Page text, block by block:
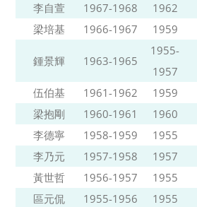
李自萱
1967-1968 1962
梁培基
1966-1967 1959
鍾景輝 1963-1965
1955-
1957
伍伯基 1961-1962 1959
梁抱剛
1960-1961 1960
李德寧
1958-1959 1955
李乃元
1957-1958 1957
黃世哲
1956-1957 1955
區元侃
1955-1956 1955